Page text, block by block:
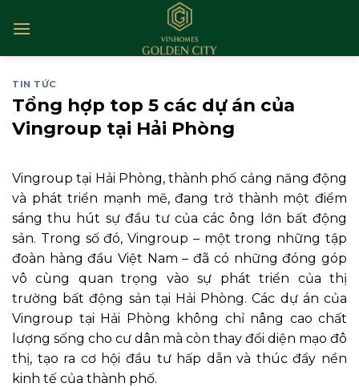
TIN TỨC
Tổng hợp top 5 các dự án của
Vingroup tại Hải Phòng
Vingroup tại Hải Phòng, thành phố cảng năng động
và phát triển mạnh mẽ, đang trở thành một điểm
sáng thu hút sự đầu tư của các ông lớn bất động
sản. Trong số đó, Vingroup – một trong những tập
đoàn hàng đầu Việt Nam – đã có những đóng góp
vô cùng quan trọng vào sự phát triển của thị
trường bất động sản tại Hải Phòng. Các dự án của
Vingroup tại Hải Phòng không chỉ nâng cao chất
lượng sống cho cư dân mà còn thay đổi diện mạo đô
thị, tạo ra cơ hội đầu tư hấp dẫn và thúc đẩy nền
kinh tế của thành phố.